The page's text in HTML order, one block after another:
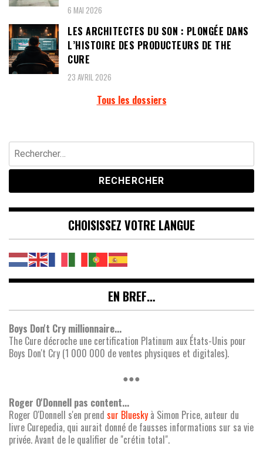
6 MAI 2026
LES ARCHITECTES DU SON : PLONGÉE DANS
L’HISTOIRE DES PRODUCTEURS DE THE
CURE
23 AVRIL 2026
Tous les dossiers
Rechercher :
CHOISISSEZ VOTRE LANGUE
EN BREF…
Boys Don't Cry millionnaire...
The Cure décroche une certification Platinum aux États-Unis pour
Boys Don't Cry (1 000 000 de ventes physiques et digitales).
●●●
Roger O'Donnell pas content...
Roger O'Donnell s'en prend sur Bluesky à Simon Price, auteur du
livre Curepedia, qui aurait donné de fausses informations sur sa vie
privée. Avant de le qualifier de "crétin total".